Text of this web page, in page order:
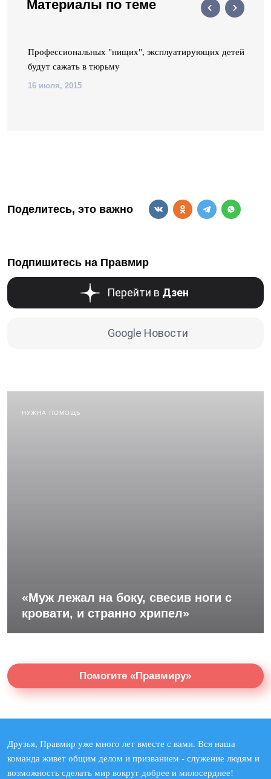
Материалы по теме
Профессиональных "нищих", эксплуатирующих детей,
будут сажать в тюрьму
16 июля, 2015
Поделитесь, это важно
Подпишитесь на Правмир
Перейти в Дзен
Google Новости
НУЖНА ПОМОЩЬ
«Муж лежал на боку, свесив ноги с
кровати, и странно хрипел»
Помогите «Правмиру»
Друзья, Правмир уже много лет вместе с вами. Вся наша
команда живет общим делом и призванием - служение людям и
возможность сделать мир вокруг добрее и милосерднее!